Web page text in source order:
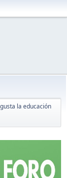
la educación